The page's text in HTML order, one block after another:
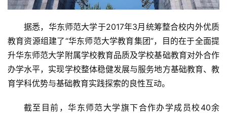
页
新
闻
据悉，华东师范大学于2017年3月统筹整合校内外优质
教育资源组建了“华东师范大学教育集团”，目的在于全面提
升华东师范大学附属学校教育品质及学校基础教育对外合作
办学水平，实现学校整体稳健发展与服务地方基础教育、教
育学科优势与基础教育实践探索的良性互动。
截至目前，华东师范大学旗下合作办学成员校40余